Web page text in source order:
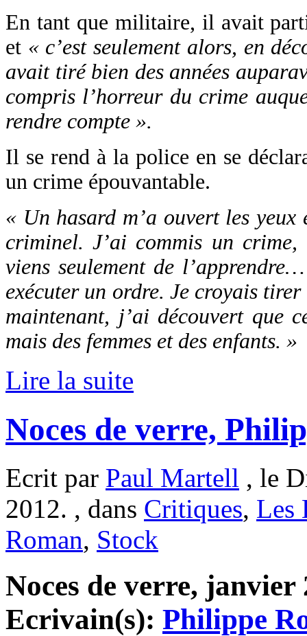
En tant que militaire, il avait
et « c’est seulement alors, en
avait tiré bien des années
compris l’horreur du crime
rendre compte ».
Il se rend à la police en se
un crime épouvantable.
« Un hasard m’a ouvert les
criminel. J’ai commis un
viens seulement de
exécuter un ordre. Je croyais
maintenant, j’ai découvert que
mais des femmes et des enfants. »
Lire la suite
Noces de verre,
Ecrit par Paul Martell , le
2012. , dans Critiques, Les
Roman, Stock
Noces de verre, janvier
Ecrivain(s): Philippe